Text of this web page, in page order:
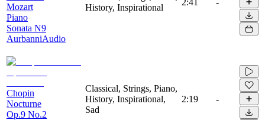
Mozart
Piano
Sonata N9
AurbanniAudio
History, Inspirational
Chopin
Nocturne
Op.9 No.2
Classical, Strings, Piano,
History, Inspirational,
Sad
2:19 -